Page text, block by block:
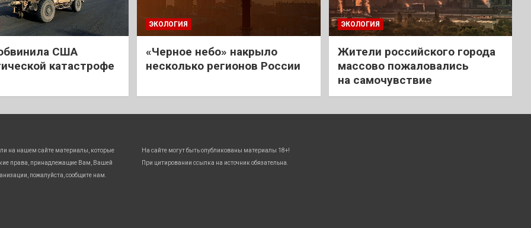
США
катастрофе
ЭКОЛОГИЯ
«Черное небо» накрыло
несколько регионов России
ЭКОЛОГИЯ
Жители российского города
массово пожаловались
на самочувствие
на нашем сайте материалы, которые
права, принадлежащие Вам, Вашей
пожалуйста, сообщите нам.
На сайте могут быть опубликованы материалы 18+!
При цитировании ссылка на источник обязательна.